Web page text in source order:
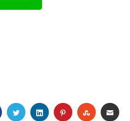
FACEBOOKTWITTERLINKEDINPINTEREST